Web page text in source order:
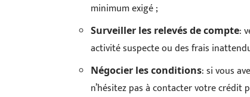
minimum exigé ;
Surveiller les relevés de compte:
activité suspecte ou des frais
Négocier les conditions: si vous
n’hésitez pas à contacter votre